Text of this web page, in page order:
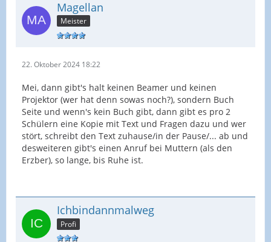
Magellan
Meister
22. Oktober 2024 18:22
Mei, dann gibt's halt keinen Beamer und keinen
Projektor (wer hat denn sowas noch?), sondern Buch
Seite und wenn's kein Buch gibt, dann gibt es pro 2
Schülern eine Kopie mit Text und Fragen dazu und wer
stört, schreibt den Text zuhause/in der Pause/... ab und
desweiteren gibt's einen Anruf bei Muttern (als den
Erzber), so lange, bis Ruhe ist.
Ichbindannmalweg
Profi